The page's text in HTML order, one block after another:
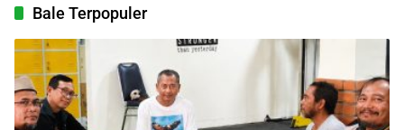
Bale Terpopuler